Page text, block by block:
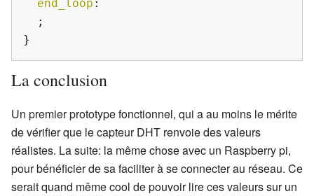
end_loop :
;
}
La conclusion
Un premier prototype fonctionnel, qui a au moins le mérite
de vérifier que le capteur DHT renvoie des valeurs
réalistes. La suite: la même chose avec un Raspberry pi,
pour bénéficier de sa faciliter à se connecter au réseau. Ce
serait quand même cool de pouvoir lire ces valeurs sur un